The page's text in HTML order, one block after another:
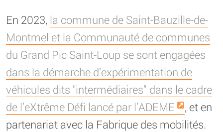
En 2023, la commune de Saint-Bauzille-de-
Montmel et la Communauté de communes
du Grand Pic Saint-Loup se sont engagées
dans la démarche d’expérimentation de
véhicules dits "intermédiaires” dans le cadre
de l’eXtrême Défi lancé par l’ADEME
, et en
partenariat avec la Fabrique des mobilités.